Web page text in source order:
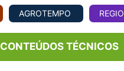
AGROVIAGENS
AGROTEMPO
CONTEÚDOS TÉCNICOS